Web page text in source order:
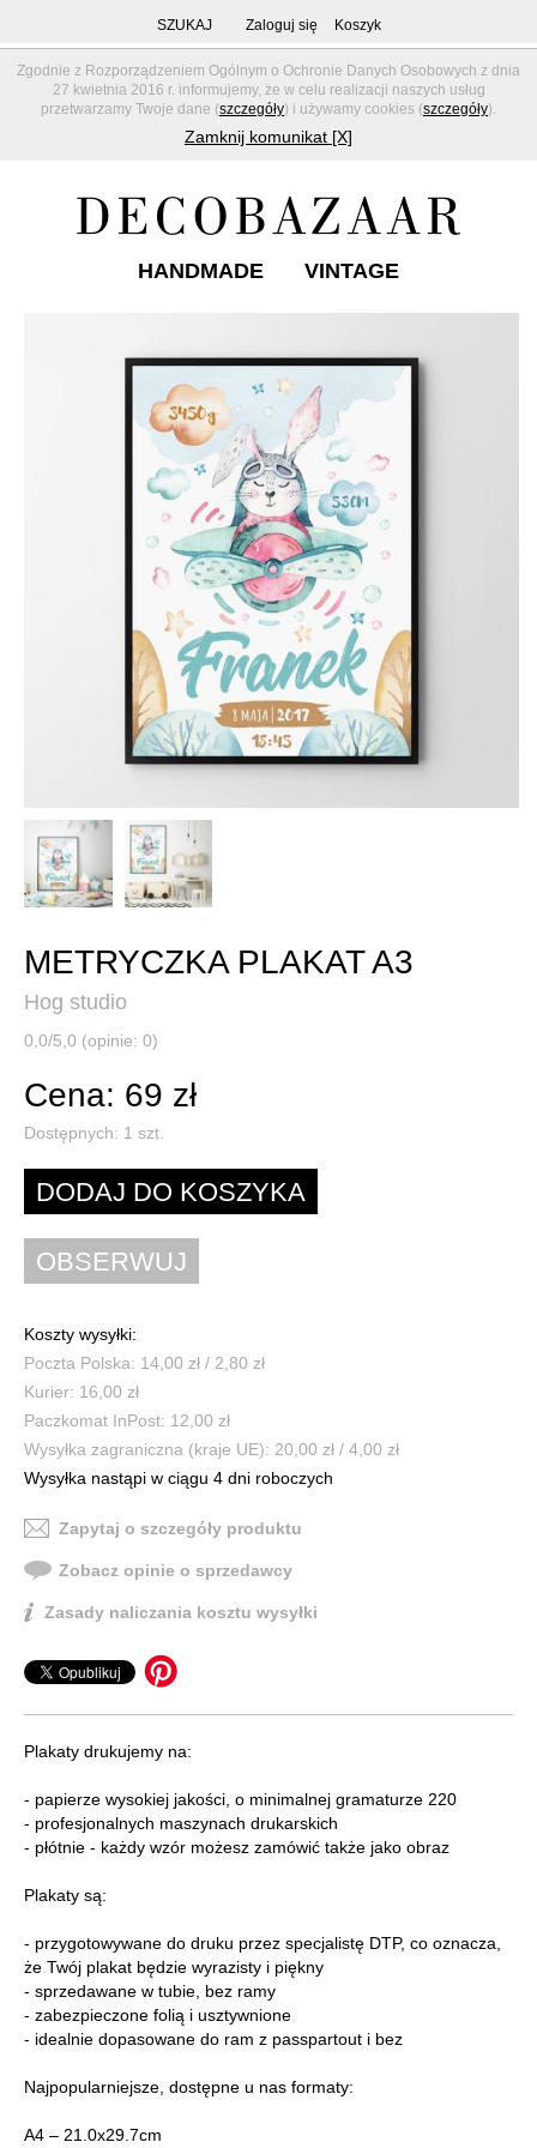
Zgodnie z Rozporządzeniem Ogólnym o Ochronie Danych Osobowych z dnia
27 kwietnia 2016 r. informujemy, że w celu realizacji naszych usług
przetwarzamy Twoje dane (szczegóły) i używamy cookies (szczegóły).
Zamknij komunikat [X]
SZUKAJ Zaloguj się Koszyk
HANDMADE VINTAGE
METRYCZKA PLAKAT A3
Hog studio
0,0/5,0 (opinie: 0)
Cena: 69 zł
Dostępnych: 1 szt.
Koszty wysyłki:
Poczta Polska: 14,00 zł / 2,80 zł
Kurier: 16,00 zł
Paczkomat InPost: 12,00 zł
Wysyłka zagraniczna (kraje UE): 20,00 zł / 4,00 zł
Wysyłka nastąpi w ciągu 4 dni roboczych
Zapytaj o szczegóły produktu
Zobacz opinie o sprzedawcy
Zasady naliczania kosztu wysyłki
Plakaty drukujemy na:
- papierze wysokiej jakości, o minimalnej gramaturze 220
- profesjonalnych maszynach drukarskich
- płótnie - każdy wzór możesz zamówić także jako obraz
Plakaty są:
- przygotowywane do druku przez specjalistę DTP, co oznacza,
że Twój plakat będzie wyrazisty i piękny
- sprzedawane w tubie, bez ramy
- zabezpieczone folią i usztywnione
- idealnie dopasowane do ram z passpartout i bez
Najpopularniejsze, dostępne u nas formaty:
A4 – 21.0x29.7cm